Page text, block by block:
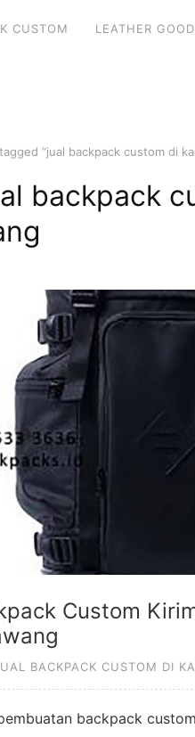
CUSTOM LEATHER
“jual backpack custom di
backpack
Custom
BACKPACK CUSTOM DI
backpack